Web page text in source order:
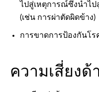
ไปสู่เหตุการณ์ซึ่งนำไ
(เช่น การผ่าตัดผิดข้าง)
การขาดการป้องกันโร
ความเสี่ยง